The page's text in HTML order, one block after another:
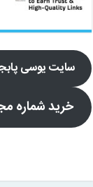
سایت یوسی
خرید شماره